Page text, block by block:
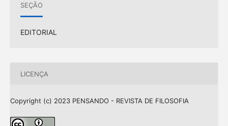
SEÇÃO
EDITORIAL
LICENÇA
Copyright (c) 2023 PENSANDO - REVISTA DE FILOSOFIA